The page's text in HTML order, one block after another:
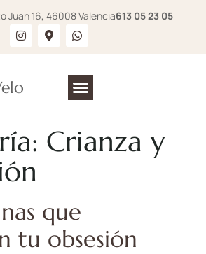
Juan 16, 46008 Valencia613 05 23 05
Crianza y
que
tu obsesión